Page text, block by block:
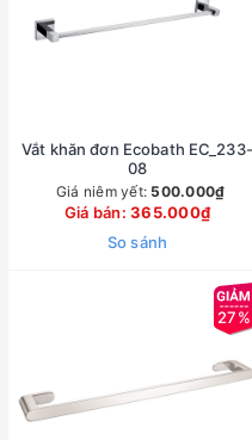
Vắt khăn đơn Ecobath EC_233-
08
Giá niêm yết: 500.000₫
Giá bán:365.000₫
So sánh
27%